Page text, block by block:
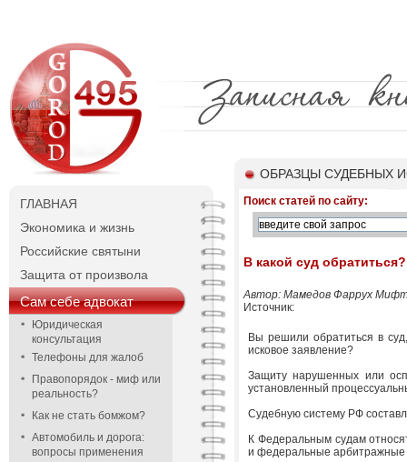
ГЛАВНАЯ
Экономика и жизнь
Российские святыни
Защита от произвола
Сам себе адвокат
Юридическая
консультация
Телефоны для жалоб
Правопорядок - миф или
реальность?
Как не стать бомжом?
Автомобиль и дорога:
вопросы применения
ОБРАЗЦЫ СУДЕБНЫХ
Поиск статей по сайту:
В какой суд обратиться?
Автор: Мамедов Фаррух
Источник:
Вы решили обратиться в
исковое заявление?
Защиту нарушенных или
установленный
Судебную систему РФ
К Федеральным судам
и федеральные арбитражные